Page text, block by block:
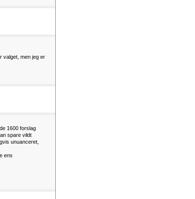
valget, men jeg er
1600 forslag
spare vildt
unuanceret,
ens